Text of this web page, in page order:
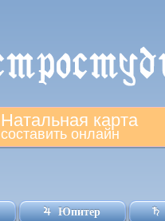
Натальная карта
составить онлайн
Юпитер